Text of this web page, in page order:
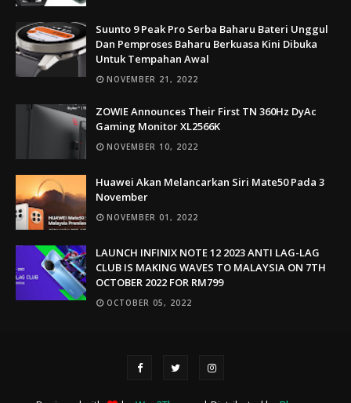
Suunto 9 Peak Pro Serba Baharu Bateri Unggul
Dan Pemproses Baharu Berkuasa Kini Dibuka
Untuk Tempahan Awal
NOVEMBER 21, 2022
ZOWIE Announces Their First TN 360Hz DyAc
Gaming Monitor XL2566K
NOVEMBER 10, 2022
Huawei Akan Melancarkan Siri Mate50 Pada 3
November
NOVEMBER 01, 2022
LAUNCH INFINIX NOTE 12 2023 ANTI LAG-LAG
CLUB IS MAKING WAVES TO MALAYSIA ON 7TH
OCTOBER 2022 FOR RM799
OCTOBER 05, 2022